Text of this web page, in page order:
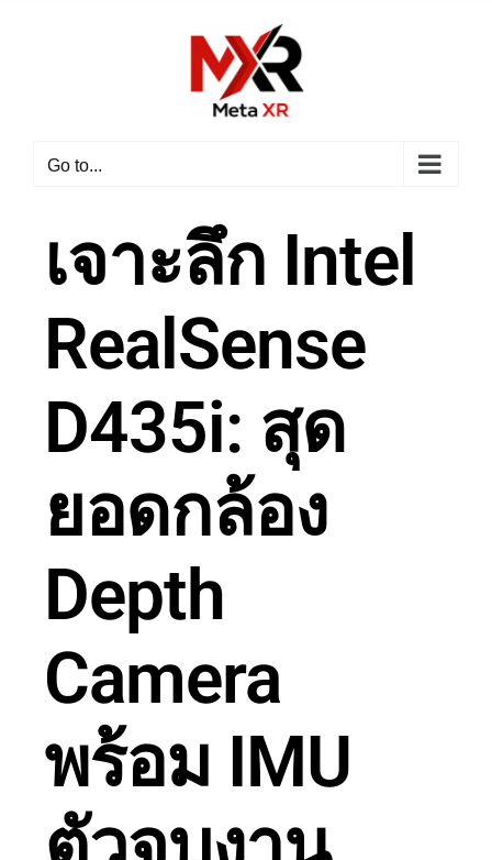
Go to...
เจาะลึก Intel
RealSense
D435i: สุด
ยอดกล้อง
Depth
Camera
พร้อม IMU